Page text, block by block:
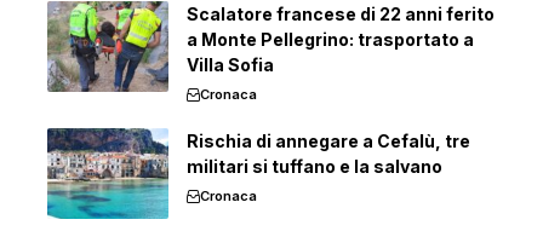
Scalatore francese di 22 anni ferito
a Monte Pellegrino: trasportato a
Villa Sofia
Cronaca
Rischia di annegare a Cefalù, tre
militari si tuffano e la salvano
Cronaca